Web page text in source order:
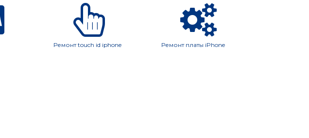
Ремонт touch id iphone Ремонт платы iPhone